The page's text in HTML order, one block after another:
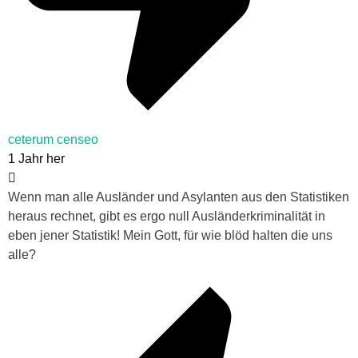
ceterum censeo
1 Jahr her
Wenn man alle Ausländer und Asylanten aus den Statistiken
heraus rechnet, gibt es ergo null Ausländerkriminalität in
eben jener Statistik! Mein Gott, für wie blöd halten die uns
alle?